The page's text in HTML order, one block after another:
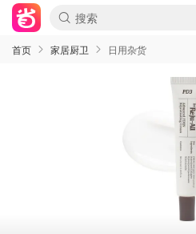
首页 家居厨卫 日用杂货